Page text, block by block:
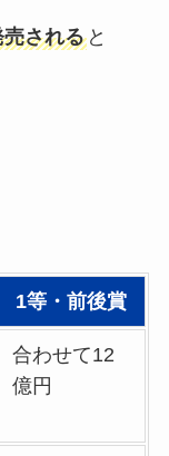
されると
1等・前後賞
合わせて12
億円